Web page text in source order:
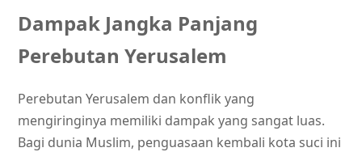
Dampak Jangka Panjang
Perebutan Yerusalem
Perebutan Yerusalem dan konflik yang
mengiringinya memiliki dampak yang sangat luas.
Bagi dunia Muslim, penguasaan kembali kota suci ini